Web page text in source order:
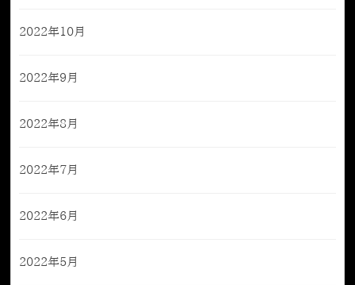
2022年10月
2022年9月
2022年8月
2022年7月
2022年6月
2022年5月